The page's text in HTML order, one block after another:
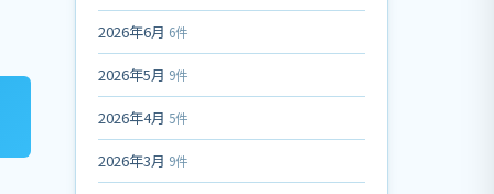
2026年6月 6件
2026年5月 9件
2026年4月 5件
2026年3月 9件